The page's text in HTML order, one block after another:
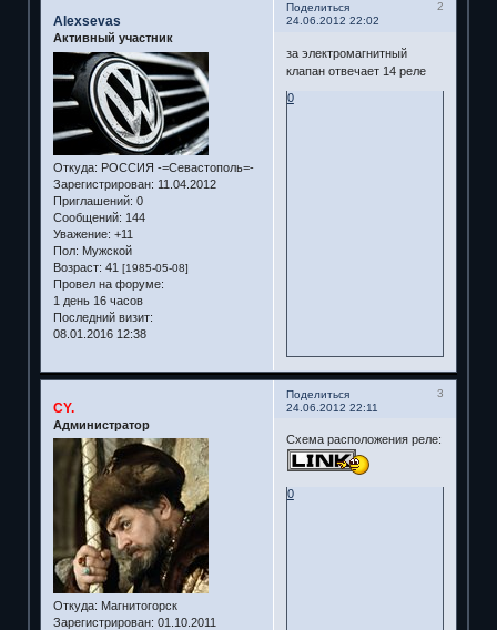
Поделиться
2
24.06.2012 22:02
Alexsevas
Активный участник
Откуда: РОССИЯ -=Севастополь=-
Зарегистрирован: 11.04.2012
Приглашений: 0
Сообщений: 144
Уважение: +11
Пол: Мужской
Возраст: 41 [1985-05-08]
Провел на форуме:
1 день 16 часов
Последний визит:
08.01.2016 12:38
за электромагнитный
клапан отвечает 14 реле
0
Поделиться
3
24.06.2012 22:11
CY.
Администратор
Откуда: Магнитогорск
Зарегистрирован: 01.10.2011
Схема расположения реле:
0